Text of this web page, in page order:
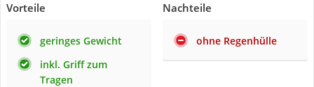
Vorteile
geringes Gewicht
inkl. Griff zum
Tragen
Nachteile
ohne Regenhülle